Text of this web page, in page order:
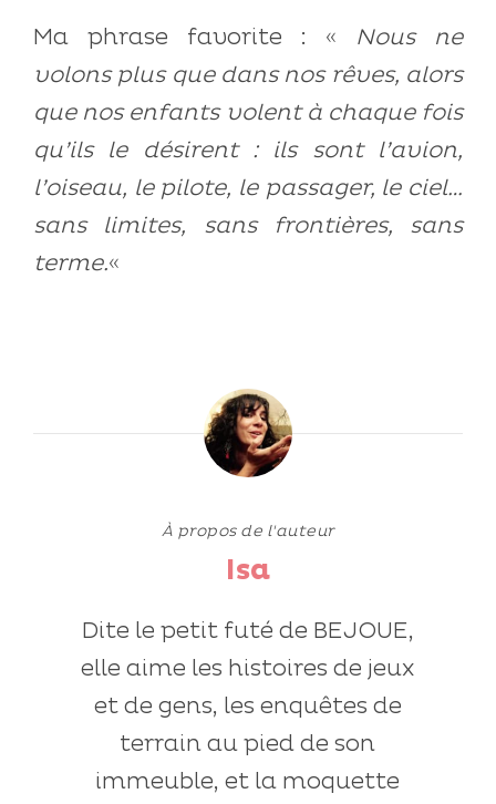
Ma phrase favorite : « Nous ne
volons plus que dans nos rêves, alors
que nos enfants volent à chaque fois
qu’ils le désirent : ils sont l’avion,
l’oiseau, le pilote, le passager, le ciel…
sans limites, sans frontières, sans
terme.«
À propos de l'auteur
Isa
Dite le petit futé de BEJOUE,
elle aime les histoires de jeux
et de gens, les enquêtes de
terrain au pied de son
immeuble, et la moquette